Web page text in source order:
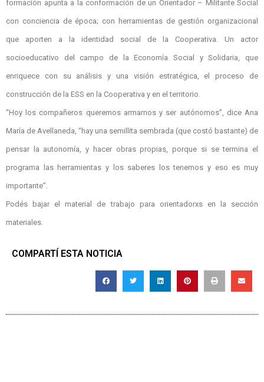
formación apunta a la conformación de un Orientador – Militante Social
con conciencia de época; con herramientas de gestión organizacional
que aporten a la identidad social de la Cooperativa. Un actor
socioeducativo del campo de la Economía Social y Solidaria, que
enriquece con su análisis y una visión estratégica, el proceso de
construcción de la ESS en la Cooperativa y en el territorio.
“Hoy los compañeros queremos armarnos y ser autónomos”, dice Ana
María de Avellaneda, “hay una semillita sembrada (que costó bastante) de
pensar la autonomía, y hacer obras propias, porque si se termina el
programa las herramientas y los saberes los tenemos y eso es muy
importante”.
Podés bajar el material de trabajo para orientadorxs en la sección
materiales.
COMPARTÍ ESTA NOTICIA